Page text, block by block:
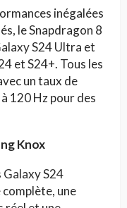
inégalées
le Snapdragon 8
S24 Ultra et
et S24+. Tous les
un taux de
120 Hz pour des
Knox
Galaxy S24
une